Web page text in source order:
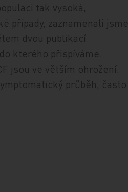
tak vysoká,
případy, zaznamenali jsme
dvou publikací
kterého přispíváme.
jsou ve větším ohrožení.
průběh, často